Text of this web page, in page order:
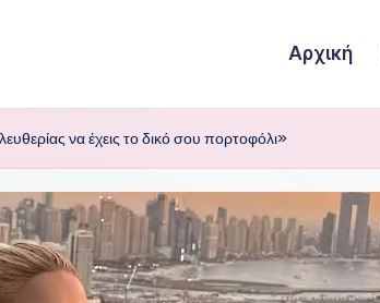
Αρχική
να έχεις το δικό σου πορτοφόλι»